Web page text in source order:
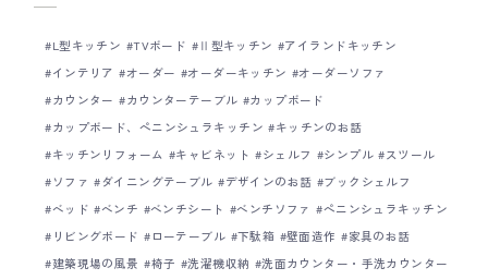
L型キッチン TVボード Ⅱ型キッチン
アイランドキッチン
インテリア
オーダー オーダーキッチン
オーダーソファ
カウンター
カウンターテーブル
カップボード
カップボード、ペニンシュラキッチン
キッチンのお話
キッチンリフォーム
キャビネット シェルフ シンプル
スツール
ソファ
ダイニングテーブル デザインのお話
ブックシェルフ
ベッド
ベンチ ベンチシート ベンチソファ
ペニンシュラキッチン
リビングボード
ローテーブル 下駄箱 壁面造作
家具のお話
建築現場の風景
椅子 洗濯機収納
洗面カウンター・手洗カウンター